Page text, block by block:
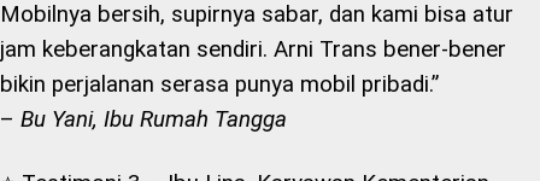
Mobilnya bersih, supirnya sabar, dan kami bisa atur
jam keberangkatan sendiri. Arni Trans bener-bener
bikin perjalanan serasa punya mobil pribadi.”
– Bu Yani, Ibu Rumah Tangga